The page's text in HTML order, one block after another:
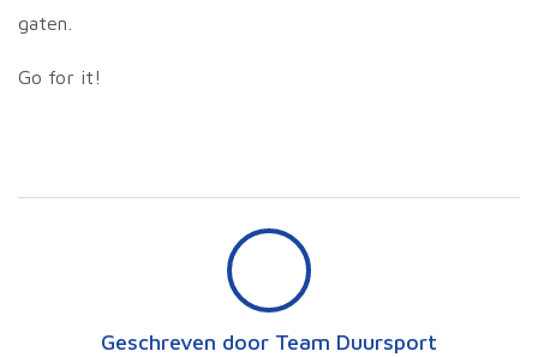
gaten.
Go for it!
Geschreven door Team Duursport